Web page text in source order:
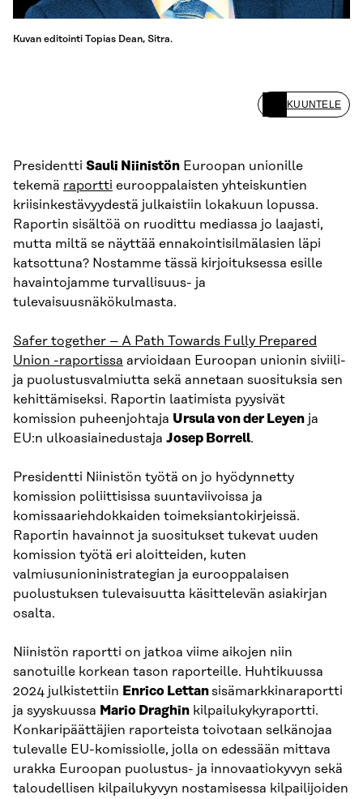
Kuvan editointi Topias Dean, Sitra.
KUUNTELE
Presidentti Sauli Niinistön Euroopan unionille
tekemä raportti eurooppalaisten yhteiskuntien
kriisinkestävyydestä julkaistiin lokakuun lopussa.
Raportin sisältöä on ruodittu mediassa jo laajasti,
mutta miltä se näyttää ennakointisilmälasien läpi
katsottuna? Nostamme tässä kirjoituksessa esille
havaintojamme turvallisuus- ja
tulevaisuusnäkökulmasta.
Safer together – A Path Towards Fully Prepared
Union -raportissa arvioidaan Euroopan unionin siviili-
ja puolustusvalmiutta sekä annetaan suosituksia sen
kehittämiseksi. Raportin laatimista pyysivät
komission puheenjohtaja Ursula von der Leyen ja
EU:n ulkoasiainedustaja Josep Borrell.
Presidentti Niinistön työtä on jo hyödynnetty
komission poliittisissa suuntaviivoissa ja
komissaariehdokkaiden toimeksiantokirjeissä.
Raportin havainnot ja suositukset tukevat uuden
komission työtä eri aloitteiden, kuten
valmiusunioninistrategian ja eurooppalaisen
puolustuksen tulevaisuutta käsittelevän asiakirjan
osalta.
Niinistön raportti on jatkoa viime aikojen niin
sanotuille korkean tason raporteille. Huhtikuussa
2024 julkistettiin Enrico Lettansisämarkkinaraportti
ja syyskuussa Mario Draghin kilpailukykyraportti.
Konkaripäättäjien raporteista toivotaan selkänojaa
tulevalle EU-komissiolle, jolla on edessään mittava
urakka Euroopan puolustus- ja innovaatiokyvyn sekä
taloudellisen kilpailukyvyn nostamisessa kilpailijoiden